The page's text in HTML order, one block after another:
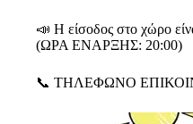
📣 Η είσοδος στο χώρο
(ΩΡΑ ΕΝΑΡΞΗΣ: 20:00)
📞 ΤΗΛΕΦΩΝΟ